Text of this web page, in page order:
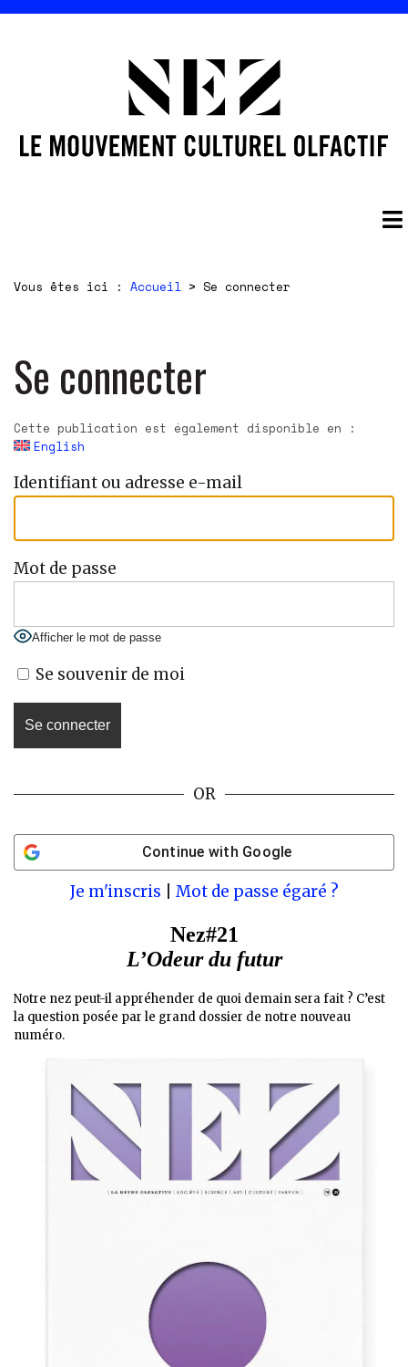
Vous êtes ici : Accueil > Se connecter
Se connecter
Cette publication est également disponible en :
English
Identifiant ou adresse e-mail
Mot de passe
Afficher le mot de passe
Se souvenir de moi
OR
Continue with Google
Je m'inscris Mot de passe égaré ?
Nez#21
L’Odeur du futur
Notre nez peut-il appréhender de quoi demain sera fait ? C’est
la question posée par le grand dossier de notre nouveau
numéro.